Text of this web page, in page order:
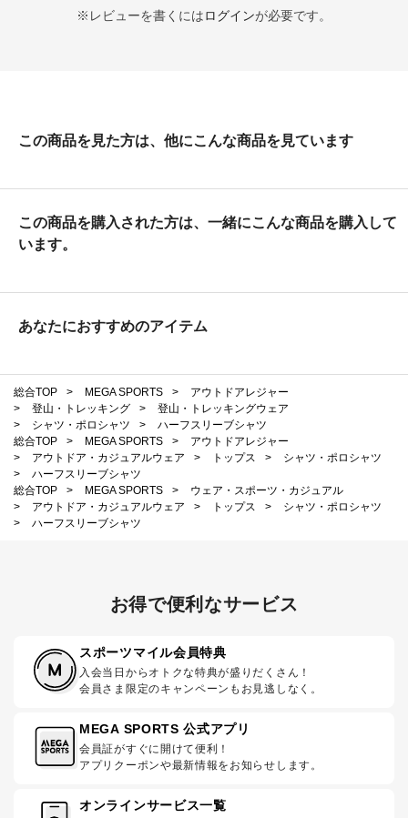
※レビューを書くにはログインが必要です。
この商品を見た方は、他にこんな商品を見ています
この商品を購入された方は、一緒にこんな商品を購入して
います。
あなたにおすすめのアイテム
総合TOP > MEGA SPORTS >
アウトドアレジャー
>
登山・トレッキング >
登山・トレッキングウェア
>
シャツ・ポロシャツ >
ハーフスリーブシャツ
総合TOP
> MEGA SPORTS >
アウトドアレジャー
>
アウトドア・カジュアルウェア > トップス >
シャツ・ポロシャツ
>
ハーフスリーブシャツ
総合TOP
> MEGA SPORTS >
ウェア・スポーツ・カジュアル
>
アウトドア・カジュアルウェア > トップス >
シャツ・ポロシャツ
>
ハーフスリーブシャツ
お得で便利なサービス
スポーツマイル会員特典
入会当日からオトクな特典が盛りだくさん！
会員さま限定のキャンペーンもお見逃しなく。
MEGA SPORTS 公式アプリ
会員証がすぐに開けて便利！
アプリクーポンや最新情報をお知らせします。
オンラインサービス一覧